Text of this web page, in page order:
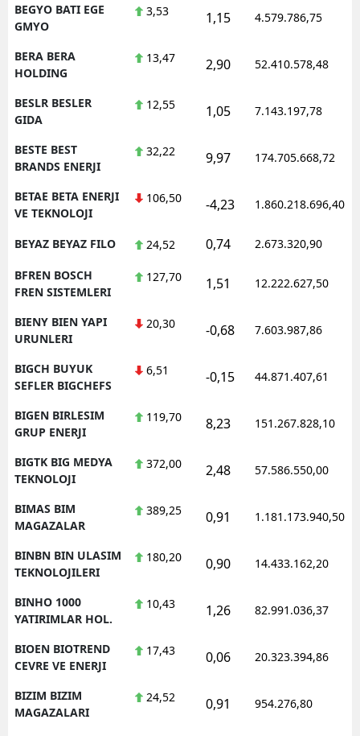
BEGYO BATI EGE
GMYO
3,53 1,15 4.579.786,75
BERA BERA
HOLDING
13,47 2,90 52.410.578,48
BESLR BESLER
GIDA
12,55 1,05 7.143.197,78
BESTE BEST
BRANDS ENERJI
32,22 9,97 174.705.668,72
BETAE BETA ENERJI
VE TEKNOLOJI
106,50 -4,23 1.860.218.696,40
BEYAZ BEYAZ FILO 24,52 0,74 2.673.320,90
BFREN BOSCH
FREN SISTEMLERI
127,70 1,51 12.222.627,50
BIENY BIEN YAPI
URUNLERI
20,30 -0,68 7.603.987,86
BIGCH BUYUK
SEFLER BIGCHEFS
6,51 -0,15 44.871.407,61
BIGEN BIRLESIM
GRUP ENERJI
119,70 8,23 151.267.828,10
BIGTK BIG MEDYA
TEKNOLOJI
372,00 2,48 57.586.550,00
BIMAS BIM
MAGAZALAR
389,25 0,91 1.181.173.940,50
BINBN BIN ULASIM
TEKNOLOJILERI
180,20 0,90 14.433.162,20
BINHO 1000
YATIRIMLAR HOL.
10,43 1,26 82.991.036,37
BIOEN BIOTREND
CEVRE VE ENERJI
17,43 0,06 20.323.394,86
BIZIM BIZIM
MAGAZALARI
24,52 0,91 954.276,80